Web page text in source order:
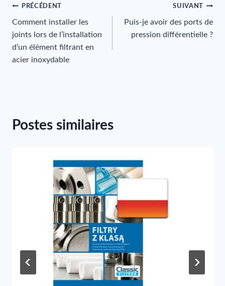
Navigation
de
l’article
PRÉCÉDENT
Comment installer les
joints lors de l’installation
d’un élément filtrant en
acier inoxydable
SUIVANT
Puis-je avoir des ports de
pression différentielle ?
Postes similaires